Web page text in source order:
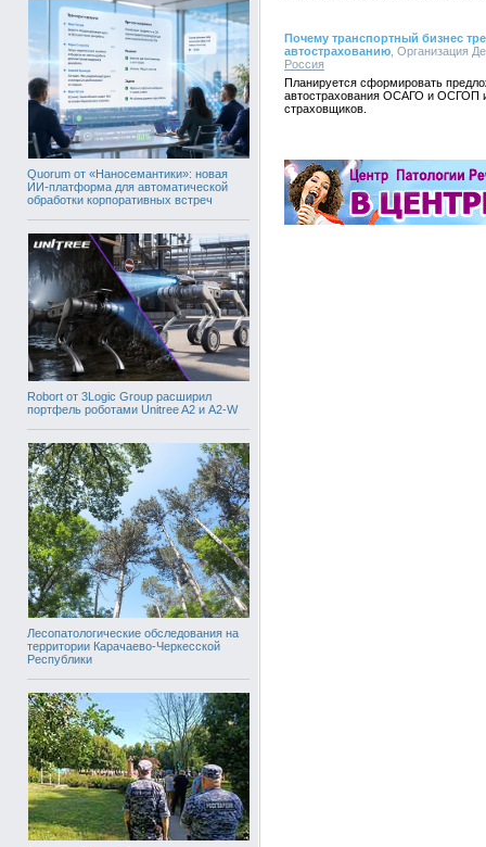
Quorum от «Наносемантики»: новая
ИИ-платформа для автоматической
обработки корпоративных встреч
Robort от 3Logic Group расширил
портфель роботами Unitree A2 и A2-W
Лесопатологические обследования на
территории Карачаево-Черкесской
Республики
Почему транспортный бизнес
автострахованию , Организация
Россия
Планируется сформировать
автострахования ОСАГО и ОСГОП и
страховщиков.